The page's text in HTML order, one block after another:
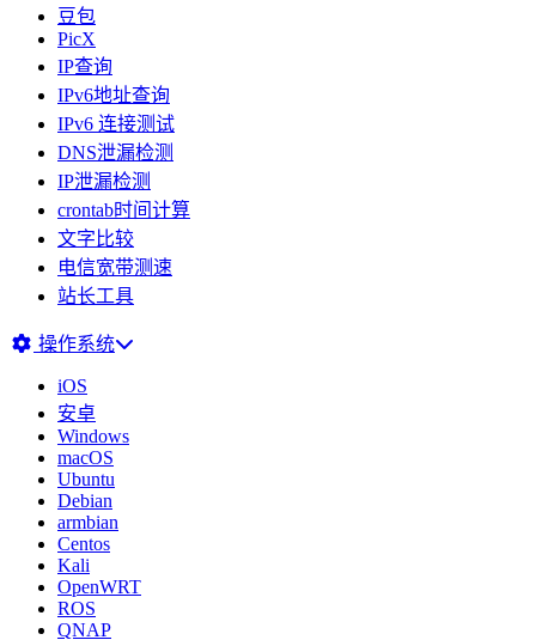
豆包
PicX
IP查询
IPv6地址查询
IPv6 连接测试
DNS泄漏检测
IP泄漏检测
crontab时间计算
文字比较
电信宽带测速
站长工具
操作系统
iOS
安卓
Windows
macOS
Ubuntu
Debian
armbian
Centos
Kali
OpenWRT
ROS
QNAP